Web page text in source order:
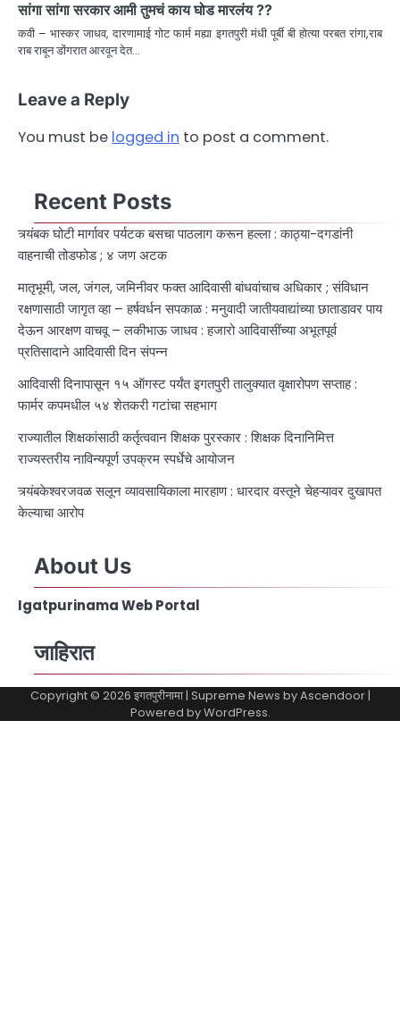
सांगा सांगा सरकार आमी तुमचं काय घोड मारलंय ??
कवी – भास्कर जाधव, दारणामाई गोट फार्म मह्या इगतपुरी मंधी पूर्बी बी होत्या परबत रांगा,राब
राब राबून डोंगरात आरवून देत…
Leave a Reply
You must be logged in to post a comment.
Recent Posts
त्र्यंबक घोटी मार्गावर पर्यटक बसचा पाठलाग करून हल्ला : काठ्या-दगडांनी
वाहनाची तोडफोड ; ४ जण अटक
मातृभूमी, जल, जंगल, जमिनीवर फक्त आदिवासी बांधवांचाच अधिकार ; संविधान
रक्षणासाठी जागृत व्हा – हर्षवर्धन सपकाळ : मनुवादी जातीयवाद्यांच्या छाताडावर पाय
देऊन आरक्षण वाचवू – लकीभाऊ जाधव : हजारो आदिवासींच्या अभूतपूर्व
प्रतिसादाने आदिवासी दिन संपन्न
आदिवासी दिनापासून १५ ऑगस्ट पर्यंत इगतपुरी तालुक्यात वृक्षारोपण सप्ताह :
फार्मर कपमधील ५४ शेतकरी गटांचा सहभाग
राज्यातील शिक्षकांसाठी कर्तृत्ववान शिक्षक पुरस्कार : शिक्षक दिनानिमित्त
राज्यस्तरीय नाविन्यपूर्ण उपक्रम स्पर्धेचे आयोजन
त्र्यंबकेश्वरजवळ सलून व्यावसायिकाला मारहाण : धारदार वस्तूने चेहऱ्यावर दुखापत
केल्याचा आरोप
About Us
Igatpurinama Web Portal
जाहिरात
Copyright © 2026 इगतपुरीनामा| Supreme News byAscendoor|
Powered byWordPress.